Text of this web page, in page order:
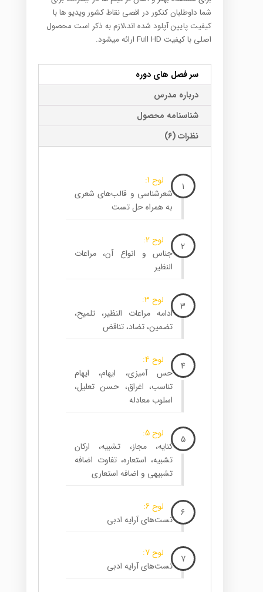
شما داوطلبان کنکور در اقصی نقاط کشور ویدیو ها با
کیفیت پایین آپلود شده اند،لازم به ذکر است محصول
اصلی با کیفیت Full HD ارائه میشود.
سر فصل های دوره
درباره مدرس
شناسنامه محصول
نظرات (6)
1
لوح 1:
شعرشناسی و قالب‌های شعری
به همراه حل تست
2
لوح 2:
جناس و انواع آن، مراعات
النظیر
3
لوح 3:
ادامه مراعات النظیر، تلمیح،
تضمین، تضاد، تناقض
4
لوح 4:
حس آمیزی، ایهام، ایهام
تناسب، اغراق، حسن تعلیل،
اسلوب معادله
5
لوح 5:
کنایه، مجاز، تشبیه، ارکان
تشبیه، استعاره، تفاوت اضافه
تشبیهی و اضافه استعاری
6
لوح 6:
تست‌های آرایه ادبی
7
لوح 7:
تست‌های آرایه ادبی